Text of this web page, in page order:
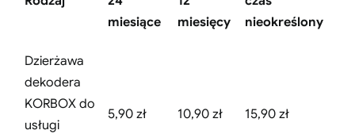
miesiące
miesięcy
nieokreślony
Dzierżawa
dekodera
KORBOX do
usługi
5,90 zł 10,90 zł 15,90 zł